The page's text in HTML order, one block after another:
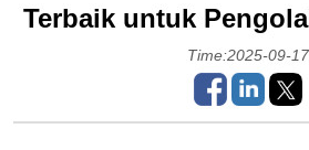
Terbaik untuk
Time:2025-09-17